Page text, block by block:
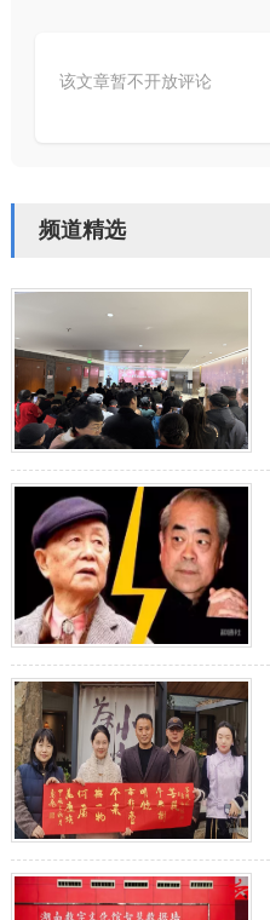
该文章暂不开放评论
频道精选